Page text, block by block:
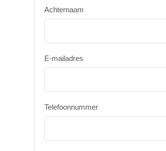
Achternaam
E-mailadres
Telefoonnummer